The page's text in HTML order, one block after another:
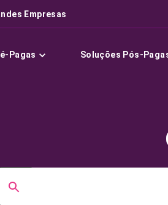
Empresas
Pagas Soluções Pós-